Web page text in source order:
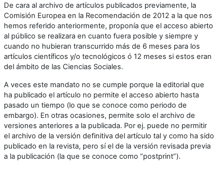
De cara al archivo de artículos publicados previamente, la
Comisión Europea en la Recomendación de 2012 a la que nos
hemos referido anteriormente, proponía que el acceso abierto
al público se realizara en cuanto fuera posible y siempre y
cuando no hubieran transcurrido más de 6 meses para los
artículos científicos y/o tecnológicos ó 12 meses si estos eran
del ámbito de las Ciencias Sociales.
A veces este mandato no se cumple porque la editorial que
ha publicado el artículo no permite el acceso abierto hasta
pasado un tiempo (lo que se conoce como periodo de
embargo). En otras ocasiones, permite solo el archivo de
versiones anteriores a la publicada. Por ej. puede no permitir
el archivo de la versión definitiva del artículo tal y como ha sido
publicado en la revista, pero sí el de la versión revisada previa
a la publicación (la que se conoce como “postprint”).